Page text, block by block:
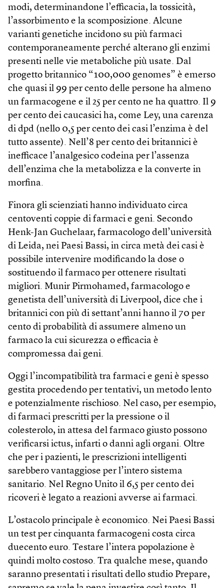
modi, determinandone l’efficacia, la tossicità,
l’assorbimento e la scomposizione. Alcune
varianti genetiche incidono su più farmaci
contemporaneamente perché alterano gli enzimi
presenti nelle vie metaboliche più usate. Dal
progetto britannico “100,000 genomes” è emerso
che quasi il 99 per cento delle persone ha almeno
un farmacogene e il 25 per cento ne ha quattro. Il 9
per cento dei caucasici ha, come Ley, una carenza
di dpd (nello 0,5 per cento dei casi l’enzima è del
tutto assente). Nell’8 per cento dei britannici è
inefficace l’analgesico codeina per l’assenza
dell’enzima che la metabolizza e la converte in
morfina.
Finora gli scienziati hanno individuato circa
centoventi coppie di farmaci e geni. Secondo
Henk-Jan Guchelaar, farmacologo dell’università
di Leida, nei Paesi Bassi, in circa metà dei casi è
possibile intervenire modificando la dose o
sostituendo il farmaco per ottenere risultati
migliori. Munir Pirmohamed, farmacologo e
genetista dell’università di Liverpool, dice che i
britannici con più di settant’anni hanno il 70 per
cento di probabilità di assumere almeno un
farmaco la cui sicurezza o efficacia è
compromessa dai geni.
Oggi l’incompatibilità tra farmaci e geni è spesso
gestita procedendo per tentativi, un metodo lento
e potenzialmente rischioso. Nel caso, per esempio,
di farmaci prescritti per la pressione o il
colesterolo, in attesa del farmaco giusto possono
verificarsi ictus, infarti o danni agli organi. Oltre
che per i pazienti, le prescrizioni intelligenti
sarebbero vantaggiose per l’intero sistema
sanitario. Nel Regno Unito il 6,5 per cento dei
ricoveri è legato a reazioni avverse ai farmaci.
L’ostacolo principale è economico. Nei Paesi Bassi
un test per cinquanta farmacogeni costa circa
duecento euro. Testare l’intera popolazione è
quindi molto costoso. Tra qualche mese, quando
saranno presentati i risultati dello studio Prepare,